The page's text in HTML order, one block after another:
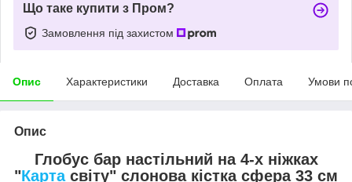
Що таке купити з Пром?
Замовлення під захистом
Опис Характеристики Доставка Оплата Умови
Опис
Глобус бар настільний на 4-х ніжках
"Картасвіту" слонова кістка сфера 33 см